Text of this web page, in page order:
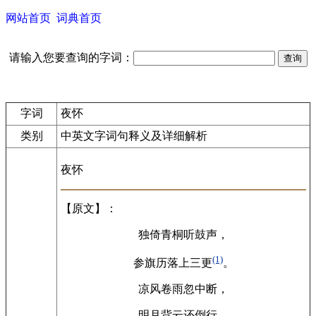
网站首页 词典首页
请输入您要查询的字词：
字词
夜怀
类别
中英文字词句释义及详细解析
夜怀
【原文】：
独倚青桐听鼓声，
参旗历落上三更(1)。
凉风卷雨忽中断，